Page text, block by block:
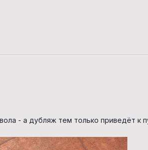
- а дубляж тем только приведёт к